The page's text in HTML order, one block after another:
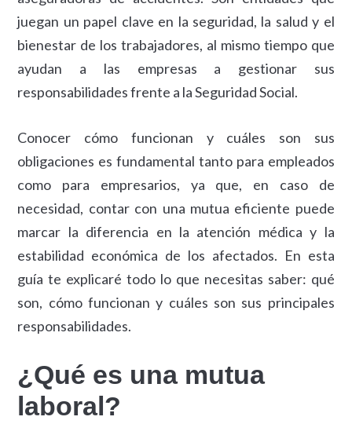
juegan un papel clave en la seguridad, la salud y el
bienestar de los trabajadores, al mismo tiempo que
ayudan a las empresas a gestionar sus
responsabilidades frente a la Seguridad Social.
Conocer cómo funcionan y cuáles son sus
obligaciones es fundamental tanto para empleados
como para empresarios, ya que, en caso de
necesidad, contar con una mutua eficiente puede
marcar la diferencia en la atención médica y la
estabilidad económica de los afectados. En esta
guía te explicaré todo lo que necesitas saber: qué
son, cómo funcionan y cuáles son sus principales
responsabilidades.
¿Qué es una mutua
laboral?